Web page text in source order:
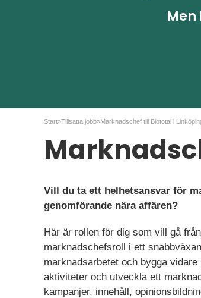
Start»Tillsatta jobb»Marknadschef till Biototal i
Vill du ta ett helhetsansvar för
genomförande nära affären?
Här är rollen för dig som vill gå
marknadschefsroll i ett
marknadsarbetet och bygga
aktiviteter och utveckla ett
kampanjer, innehåll,